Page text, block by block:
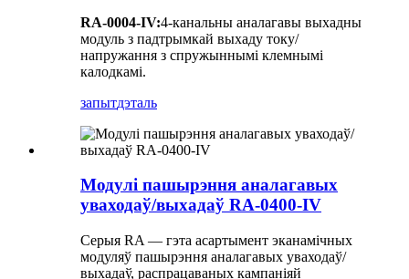
RA-0004-IV:4-канальны аналагавы выхадны
модуль з падтрымкай выхаду току/
напружання з спружыннымі клемнымі
калодкамі.
запытдэталь
Модулі пашырэння аналагавых
уваходаў/выхадаў RA-0400-IV
Серыя RA — гэта асартымент эканамічных
модуляў пашырэння аналагавых уваходаў/
выхадаў, распрацаваных кампаніяй